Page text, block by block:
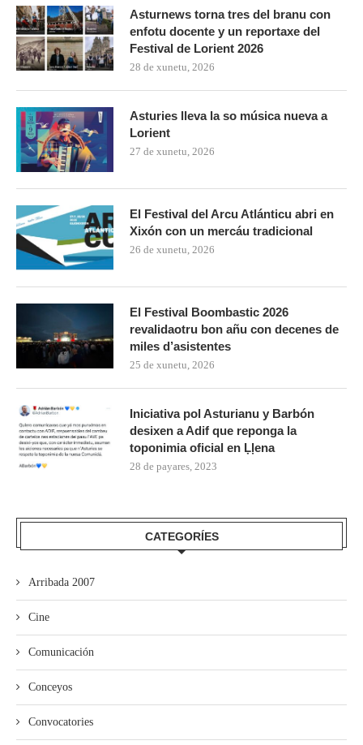
Asturnews torna tres del branu con
enfotu docente y un reportaxe del
Festival de Lorient 2026
28 de xunetu, 2026
Asturies lleva la so música nueva a
Lorient
27 de xunetu, 2026
El Festival del Arcu Atlánticu abri en
Xixón con un mercáu tradicional
26 de xunetu, 2026
El Festival Boombastic 2026
revalidaotru bon añu con decenes de
miles d’asistentes
25 de xunetu, 2026
Iniciativa pol Asturianu y Barbón
desixen a Adif que reponga la
toponimia oficial en Ḷḷena
28 de payares, 2023
CATEGORÍES
Arribada 2007
Cine
Comunicación
Conceyos
Convocatories